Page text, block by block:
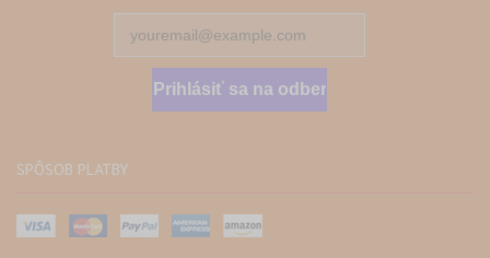
Prihlásiť sa na odber
SPÔSOB PLATBY